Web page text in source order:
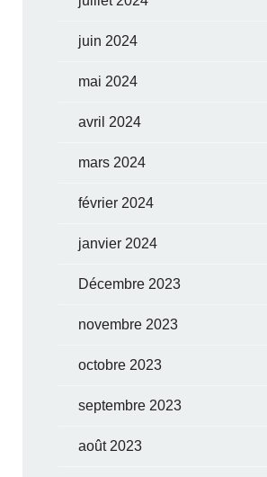
juin 2024
mai 2024
avril 2024
mars 2024
février 2024
janvier 2024
Décembre 2023
novembre 2023
octobre 2023
septembre 2023
août 2023